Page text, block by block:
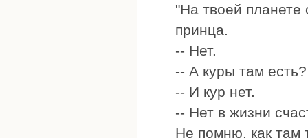
"На твоей планете
принца.
-- Нет.
-- А куры там есть?
-- И кур нет.
-- Нет в жизни
Не помню, как там